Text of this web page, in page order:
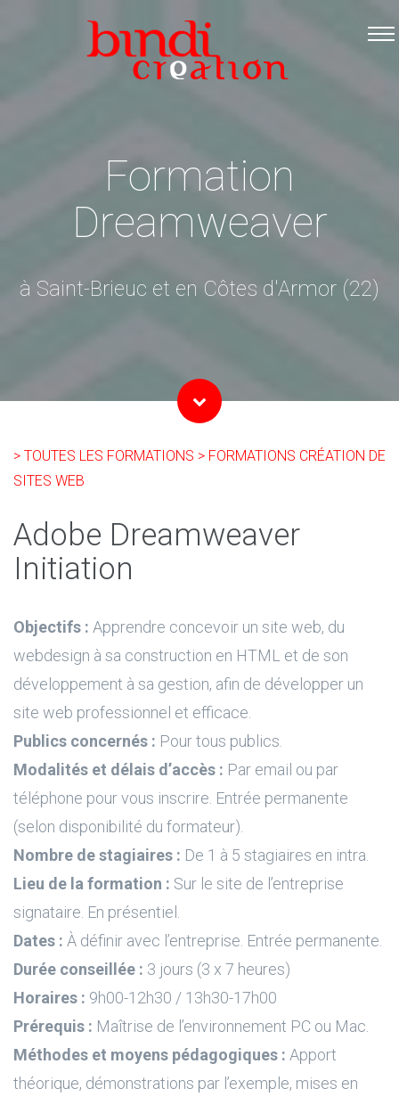
Accueil
Les formations
Infos pratiques
Contact
Formation
Dreamweaver
à Saint-Brieuc et en Côtes d'Armor (22)
> TOUTES LES FORMATIONS > FORMATIONS CRÉATION DE
SITES WEB
Adobe Dreamweaver
Initiation
Objectifs : Apprendre concevoir un site web, du
webdesign à sa construction en HTML et de son
développement à sa gestion, afin de développer un
site web professionnel et efficace.
Publics concernés : Pour tous publics.
Modalités et délais d’accès : Par email ou par
téléphone pour vous inscrire. Entrée permanente
(selon disponibilité du formateur).
Nombre de stagiaires : De 1 à 5 stagiaires en intra.
Lieu de la formation : Sur le site de l’entreprise
signataire. En présentiel.
Dates : À définir avec l’entreprise. Entrée permanente.
Durée conseillée : 3 jours (3 x 7 heures)
Horaires : 9h00-12h30 / 13h30-17h00
Prérequis : Maîtrise de l’environnement PC ou Mac.
Méthodes et moyens pédagogiques : Apport
théorique, démonstrations par l’exemple, mises en